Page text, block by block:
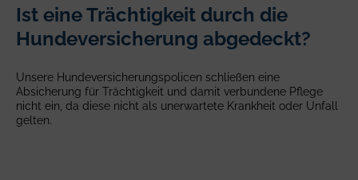
Ist eine Trächtigkeit durch die
Hundeversicherung abgedeckt?
Unsere Hundeversicherungspolicen schließen eine
Absicherung für Trächtigkeit und damit verbundene Pflege
nicht ein, da diese nicht als unerwartete Krankheit oder Unfall
gelten.